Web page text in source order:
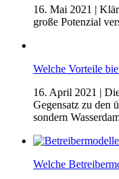
16. Mai 2021 |
große Potenzial
Welche Vorteile
16. April 2021 |
Gegensatz zu den
sondern
Welche